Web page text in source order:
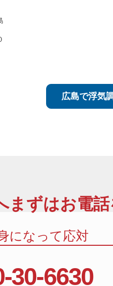
広島で浮気
まずはお電話
になって応対
30-6630